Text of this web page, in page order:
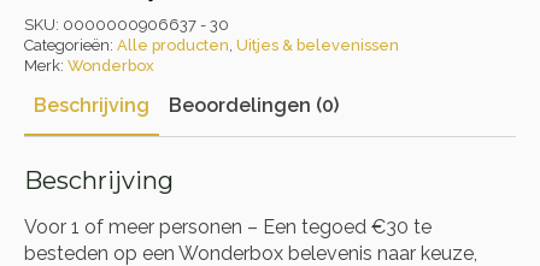
SKU: 0000000906637 - 30
Categorieën: Alle producten, Uitjes & belevenissen
Merk: Wonderbox
Beschrijving Beoordelingen (0)
Beschrijving
Voor 1 of meer personen – Een tegoed €30 te
besteden op een Wonderbox belevenis naar keuze,